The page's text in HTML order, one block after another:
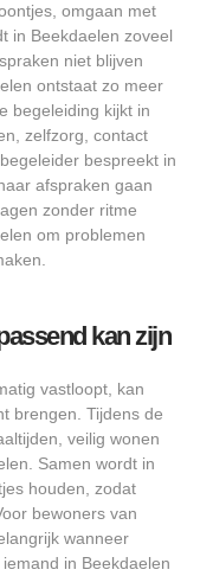
omgaan met
in Beekdaelen zoveel
niet blijven
ontstaat zo meer
begeleiding kijkt in
zelfzorg, contact
bespreekt in
afspraken gaan
zonder ritme
om problemen
kan zijn
vastloopt, kan
brengen. Tijdens de
veilig wonen
Samen wordt in
houden, zodat
bewoners van
wanneer
in Beekdaelen